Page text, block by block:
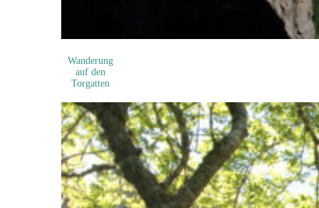
Wanderung
auf den
Torgatten